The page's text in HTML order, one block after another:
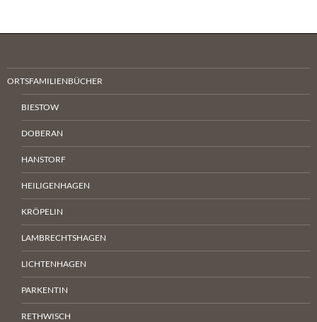
ORTSFAMILIENBÜCHER
BIESTOW
DOBERAN
HANSTORF
HEILIGENHAGEN
KRÖPELIN
LAMBRECHTSHAGEN
LICHTENHAGEN
PARKENTIN
RETHWISCH